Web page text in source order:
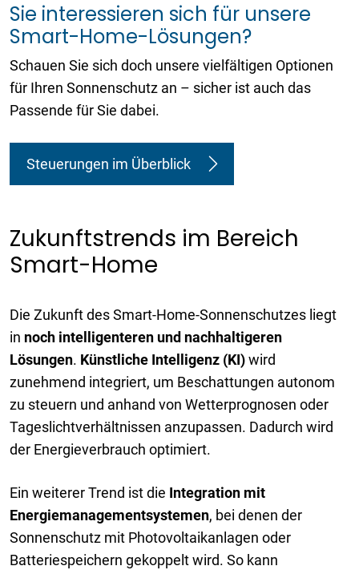
Sie interessieren sich für unsere
Smart-Home-Lösungen?
Schauen Sie sich doch unsere vielfältigen Optionen
für Ihren Sonnenschutz an – sicher ist auch das
Passende für Sie dabei.
Steuerungen im Überblick
Zukunftstrends im Bereich
Smart-Home
Die Zukunft des Smart-Home-Sonnenschutzes liegt
in noch intelligenteren und nachhaltigeren
Lösungen. Künstliche Intelligenz (KI)wird
zunehmend integriert, um Beschattungen autonom
zu steuern und anhand von Wetterprognosen oder
Tageslichtverhältnissen anzupassen. Dadurch wird
der Energieverbrauch optimiert.
Ein weiterer Trend ist die Integration mit
Energiemanagementsystemen, bei denen der
Sonnenschutz mit Photovoltaikanlagen oder
Batteriespeichern gekoppelt wird. So kann